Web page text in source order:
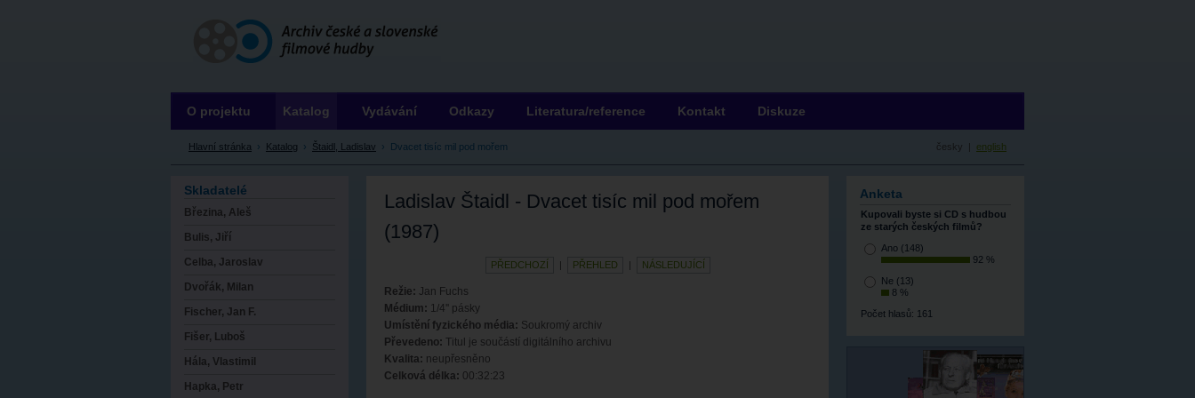
Archiv ČSFH
česky | english
Ladislav Štaidl - Dvacet tisíc mil pod mořem
(1987)
PŘEDCHOZÍ PŘEHLED NÁSLEDUJÍCÍ
Režie: Jan Fuchs
Médium: 1/4'' pásky
Umístění fyzického média: Soukromý archiv
Převedeno: Titul je součástí digitálního archivu
Kvalita: neupřesněno
Celková délka: 00:32:23
Hlavní stránka › Katalog › Štaidl, Ladislav › Dvacet tisíc mil pod mořem
O projektu Katalog Vydávání Odkazy Literatura/reference Kontakt Diskuze
Skladatelé
Březina, Aleš
Bulis, Jiří
Celba, Jaroslav
Dvořák, Milan
Fischer, Jan F.
Fišer, Luboš
Hála, Vlastimil
Hapka, Petr
Anketa
Kupovali byste si CD s hudbou
ze starých českých filmů?
Ano (148)
92 %
Ne (13)
8 %
Počet hlasů: 161